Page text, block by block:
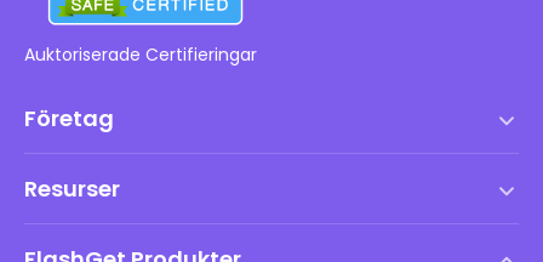
Auktoriserade Certifieringar
Företag
DMCA-policy
Resurser